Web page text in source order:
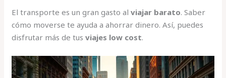
El transporte es un gran gasto alviajar barato. Saber
cómo moverse te ayuda a ahorrar dinero. Así, puedes
disfrutar más de tusviajes low cost.